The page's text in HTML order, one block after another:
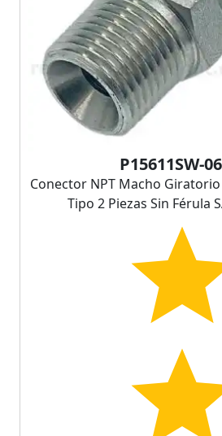
P15611SW-
Conector NPT Macho
Tipo 2 Piezas Sin Férula